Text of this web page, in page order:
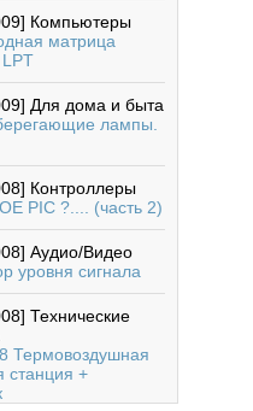
Компьютеры
матрица
LPT
Для дома и быта
лампы.
Контроллеры
PIC ?.... (часть 2)
Аудио/Видео
уровня сигнала
Технические
Термовоздушная
станция +